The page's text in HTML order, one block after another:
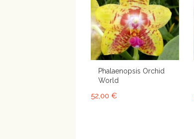
Phalaenopsis Orchid
World
52,00 €